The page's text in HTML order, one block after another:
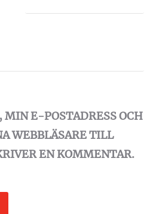
E-POSTADRESS OCH
WEBBLÄSARE TILL
EN KOMMENTAR.